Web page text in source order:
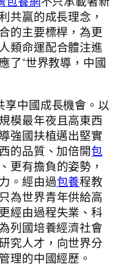
共贏的成長理念，
的主要標桿，為更
類命運配合體注進
了“世界教導，中國
享中國成長機會。以
模最年夜且高東西
強國扶植邁出堅實
的品質、加倍開包
、更有擔負的姿勢，
。經由過包養程教
為世界青年供給高
經由過程失業、科
列國培養經濟社會
究人才，向世界分
理的中國經歷。